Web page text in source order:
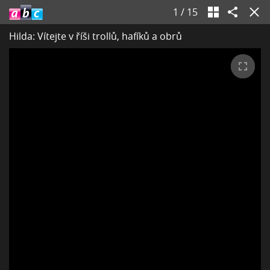
1 / 15
Hilda: Vítejte v říši trollů, hafíků a obrů